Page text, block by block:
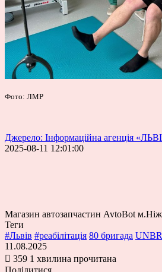
Фото: ЛМР
Джерело: Інформаційна агенція
2025-08-11 12:01:00
Магазин автозапчастин AvtoBot
Теги
#Львів #реабілітація 80 бригада
11.08.2025
359 1 хвилина прочитана
Поділитися